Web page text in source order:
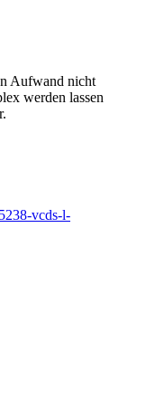
Aufwand nicht
werden lassen
vcds-l-